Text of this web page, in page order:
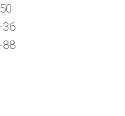
36
88